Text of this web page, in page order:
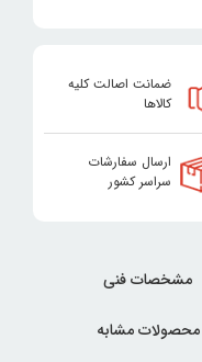
ضمانت اصالت کلیه
کالاها
ارسال سفارشات
سراسر کشور
مشخصات فنی
محصولات مشابه